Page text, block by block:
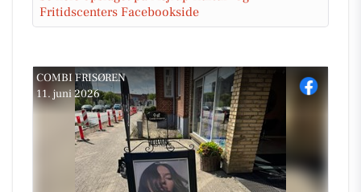
Fritidscenters Facebookside
COMBI FRISØREN
11. juni 2026